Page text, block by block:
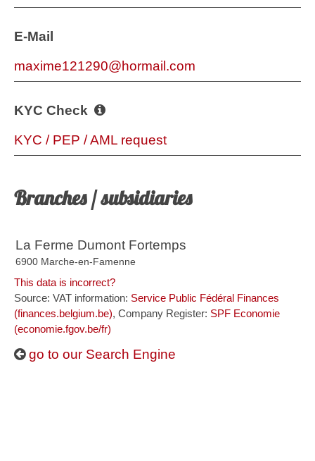
E-Mail
maxime121290@hormail.com
KYC Check
KYC / PEP / AML request
Branches / subsidiaries
La Ferme Dumont Fortemps
6900 Marche-en-Famenne
This data is incorrect?
Source: VAT information: Service Public Fédéral Finances
(finances.belgium.be), Company Register: SPF Economie
(economie.fgov.be/fr)
go to our Search Engine